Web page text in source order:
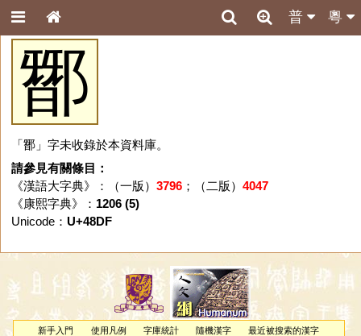
粵
普
䣟
「䣟」字未收錄於本資料庫。
請參見有關條目：
《漢語大字典》：（一版） 3796；（二版） 4047
《康熙字典》： 1206 (5)
Unicode： U+48DF
新手入門 使用凡例 字庫統計 隨機漢字
最近被搜索的漢字